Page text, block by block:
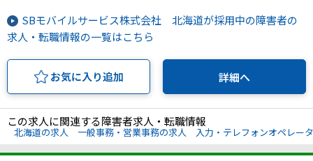
SBモバイルサービス株式会社 北海道が採用中の障害者の
求人・転職情報の一覧はこちら
お気に入り追加 詳細へ
この求人に関連する障害者求人・転職情報
北海道の求人 一般事務・営業事務の求人 入力・テレフォンオペレー